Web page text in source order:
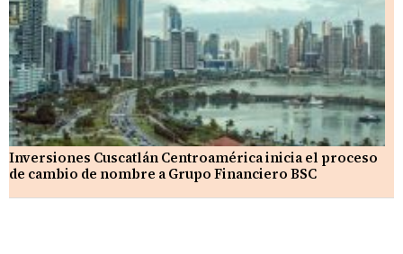
Inversiones Cuscatlán Centroamérica inicia el proceso
de cambio de nombre a Grupo Financiero BSC